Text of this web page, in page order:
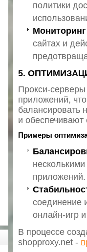
политики
сайтах и
5.
Прокси-
приложений,
балансировать
и обеспечивают
Примеры
приложений.
соединение
онлайн-игр
В процессе
shopproxy.net -